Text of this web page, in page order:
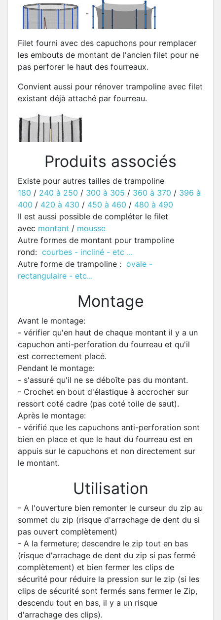
-
Filet fourni avec des capuchons pour remplacer
les embouts de montant de l'ancien filet pour ne
pas perforer le haut des fourreaux.
Convient aussi pour rénover trampoline avec filet
existant déjà attaché par fourreau.
Produits associés
Existe pour autres tailles de trampoline
180 / 240 à 250 / 300 à 305 / 360 à 370 / 396 à
400 / 420 à 430 / 450 à 460 / 480 à 490
Il est aussi possible de compléter le filet
avec montant / mousse
Autre formes de montant pour trampoline
rond: courbes - incliné - etc ...
Autre forme de trampoline : ovale -
rectangulaire - etc...
Montage
Avant le montage:
- vérifier qu'en haut de chaque montant il y a un
capuchon anti-perforation du fourreau et qu'il
est correctement placé.
Pendant le montage:
- s'assuré qu'il ne se déboîte pas du montant.
- Crochet en bout d'élastique à accrocher sur
ressort coté cadre (pas coté toile de saut).
Après le montage:
- vérifié que les capuchons anti-perforation sont
bien en place et que le haut du fourreau est en
appuis sur le capuchons et non directement sur
le montant.
Utilisation
- A l'ouverture bien remonter le curseur du zip au
sommet du zip (risque d'arrachage de dent du si
pas ouvert complètement)
- A la fermeture; descendre le zip tout en bas
(risque d'arrachage de dent du zip si pas fermé
complètement) et bien fermer les clips de
sécurité pour réduire la pression sur le zip (si les
clips de sécurité sont fermés sans fermer le Zip,
descendu tout en bas, il y a un risque
d'arrachage des clips).